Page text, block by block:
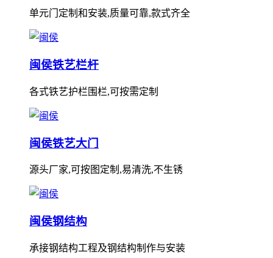
单元门定制和安装,质量可靠,款式齐全
闽侯铁艺栏杆
各式铁艺护栏围栏,可按需定制
闽侯铁艺大门
源头厂家,可按图定制,易清洗,不生锈
闽侯钢结构
承接钢结构工程及钢结构制作与安装